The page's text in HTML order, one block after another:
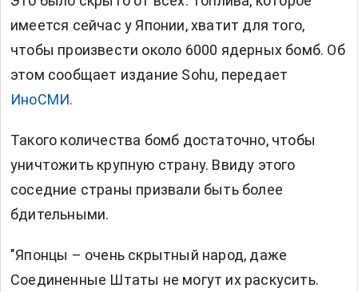
имеется сейчас у Японии, хватит для того,
чтобы произвести около 6000 ядерных бомб. Об
этом сообщает издание Sohu, передает
ИноСМИ.
Такого количества бомб достаточно, чтобы
уничтожить крупную страну. Ввиду этого
соседние страны призвали быть более
бдительными.
"Японцы – очень скрытный народ, даже
Соединенные Штаты не могут их раскусить.